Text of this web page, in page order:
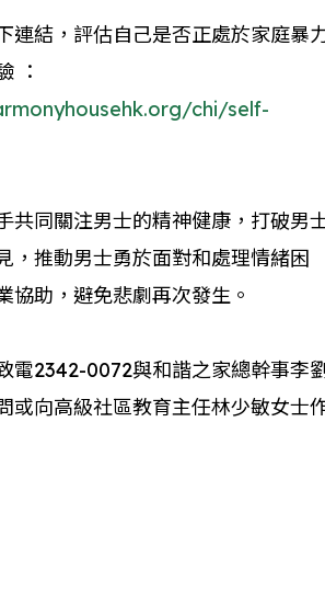
連結，評估自己是否正處於家庭暴
：
chi/self-
共同關注男士的精神健康，打破男
，推動男士勇於面對和處理情緒困
協助，避免悲劇再次發生。
電2342-0072與和諧之家總幹事李
或向高級社區教育主任林少敏女士